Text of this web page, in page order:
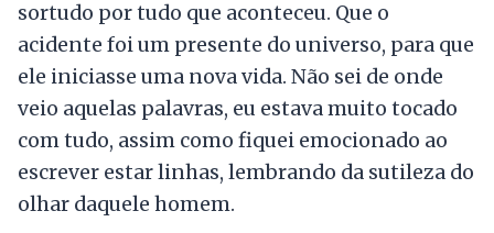
sortudo por tudo que aconteceu. Que o
acidente foi um presente do universo, para que
ele iniciasse uma nova vida. Não sei de onde
veio aquelas palavras, eu estava muito tocado
com tudo, assim como fiquei emocionado ao
escrever estar linhas, lembrando da sutileza do
olhar daquele homem.